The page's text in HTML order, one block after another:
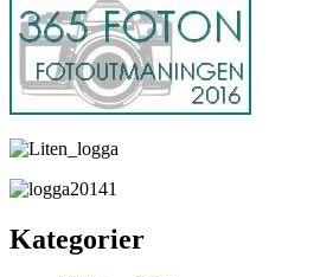
Kategorier